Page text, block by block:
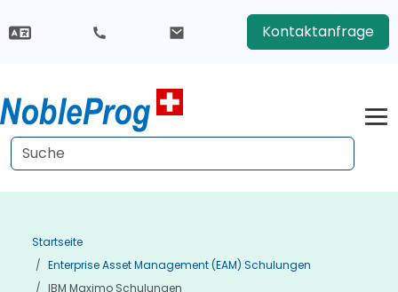
Kontaktanfrage
Startseite
Enterprise Asset Management (EAM) Schulungen
IBM Maximo Schulungen